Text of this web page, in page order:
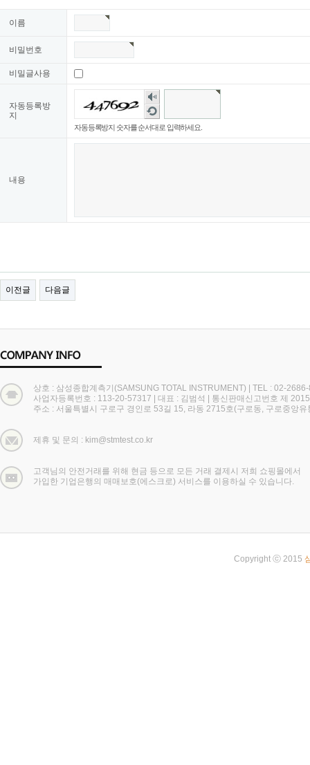
이름
비밀번호
비밀글사용
자동등록방
지
숫
자
음
성
듣
기
새
로
고
자동등록방지 숫자를 순서대로 입력하세요.
내용
이전글 다음글
상호 : 삼성종합계측기(SAMSUNG TOTAL INSTRUMENT)
TEL : 02-
사업자등록번호 : 113-20-57317
대표 : 김범석
통신판매신고번호 제
주소 : 서울특별시 구로구 경인로 53길 15, 라동 2715호(구로동, 구로중앙유
제휴 및 문의 : kim@stmtest.co.kr
고객님의 안전거래를 위해 현금 등으로 모든 거래 결제시 저희 쇼핑몰에서
가입한 기업은행의 매매보호(에스크로) 서비스를 이용하실 수 있습니다.
Copyright ⓒ 2015